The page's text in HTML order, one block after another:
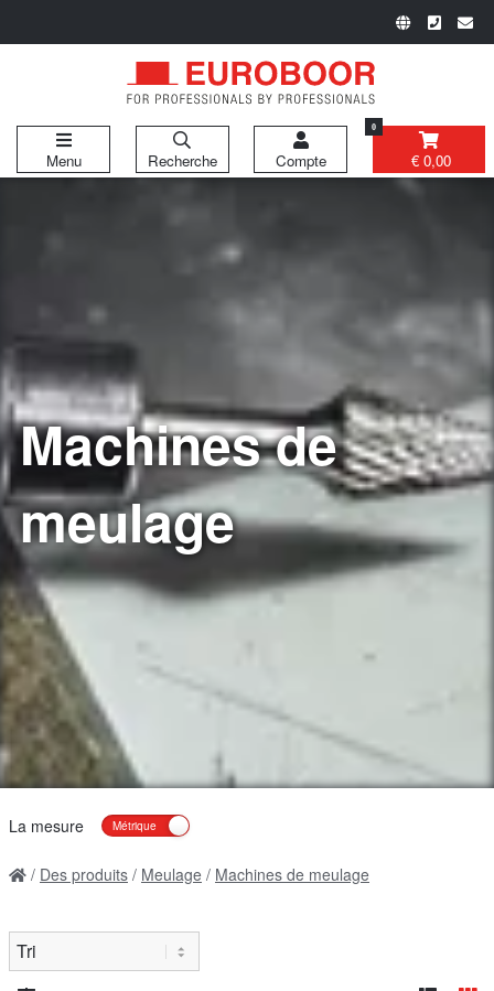
Menu Recherche Compte
0
€ 0,00
Machines de
meulage
La mesure
Des produits Meulage Machines de meulage